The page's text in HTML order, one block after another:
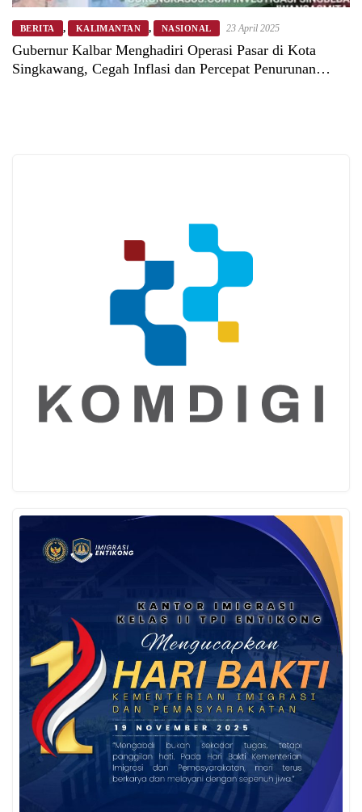
BERITA , KALIMANTAN , NASIONAL 23 April 2025
Gubernur Kalbar Menghadiri Operasi Pasar di Kota
Singkawang, Cegah Inflasi dan Percepat Penurunan